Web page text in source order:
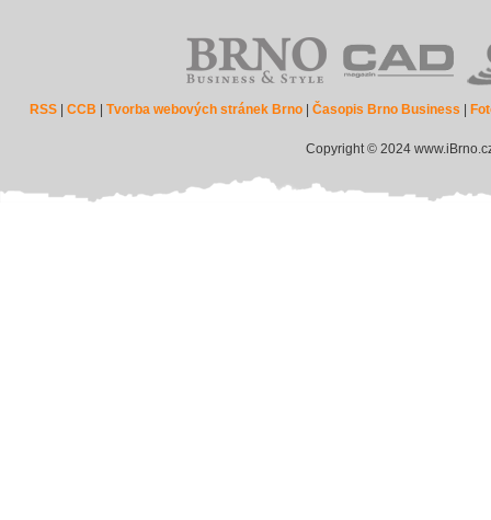
RSS |CCB |Tvorba webových stránek Brno |Časopis Brno Business
Copyright © 2024